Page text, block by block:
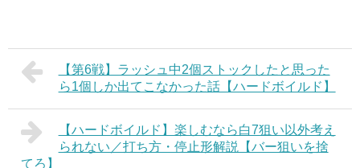
【第6戦】ラッシュ中2個ストックしたと思った
ら1個しか出てこなかった話【ハードボイルド】
【ハードボイルド】楽しむなら白7狙い以外考え
られない／打ち方・停止形解説【バー狙いを捨
てろ】